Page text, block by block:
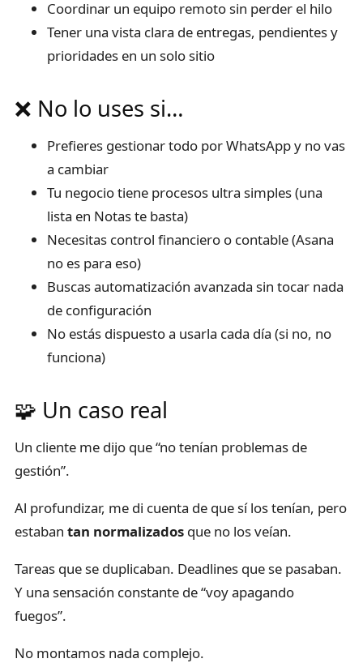
Coordinar un equipo remoto sin perder el hilo
Tener una vista clara de entregas, pendientes y
prioridades en un solo sitio
❌ No lo uses si…
Prefieres gestionar todo por WhatsApp y no vas
a cambiar
Tu negocio tiene procesos ultra simples (una
lista en Notas te basta)
Necesitas control financiero o contable (Asana
no es para eso)
Buscas automatización avanzada sin tocar nada
de configuración
No estás dispuesto a usarla cada día (si no, no
funciona)
🧩 Un caso real
Un cliente me dijo que “no tenían problemas de
gestión”.
Al profundizar, me di cuenta de que sí los tenían, pero
estaban tan normalizados que no los veían.
Tareas que se duplicaban. Deadlines que se pasaban.
Y una sensación constante de “voy apagando
fuegos”.
No montamos nada complejo.